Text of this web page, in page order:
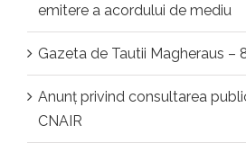
emitere a acordului de mediu
Gazeta de Tautii Magheraus –
Anunț privind consultarea
CNAIR